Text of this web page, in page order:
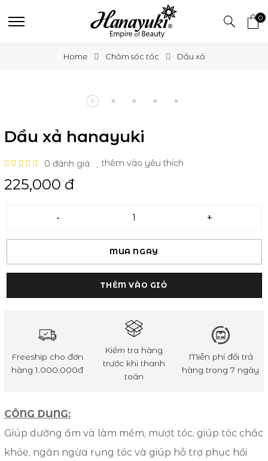
0
Home Chăm sóc tóc Dầu xả
Dầu xả hanayuki
0 đánh giá thêm vào yêu thích
225,000 đ
- +
MUA NGAY
THÊM VÀO GIỎ
Freeship cho đơn
hàng 1.000.000đ
Kiểm tra hàng
trước khi thanh
toán
Miễn phí đổi trả
hàng trong 7 ngày
CÔNG DỤNG:
Giúp dưỡng ẩm và làm mềm, mượt tóc, giúp tóc chắc
khỏe, ngăn ngừa rụng tóc và giúp hỗ trợ phục hồi